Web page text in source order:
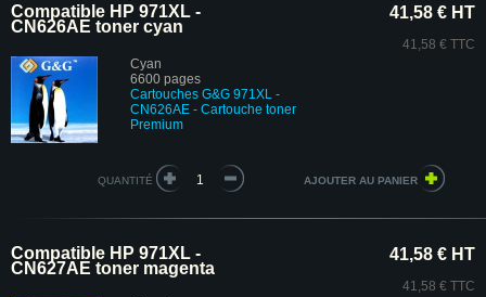
Compatible HP 971XL -
CN626AE toner cyan
Cyan
6600 pages
Cartouches G&G 971XL -
CN626AE - Cartouche toner
Premium
41,58 € HT
41,58 € TTC
QUANTITÉ
Compatible HP 971XL -
CN627AE toner magenta
41,58 € HT
41,58 € TTC